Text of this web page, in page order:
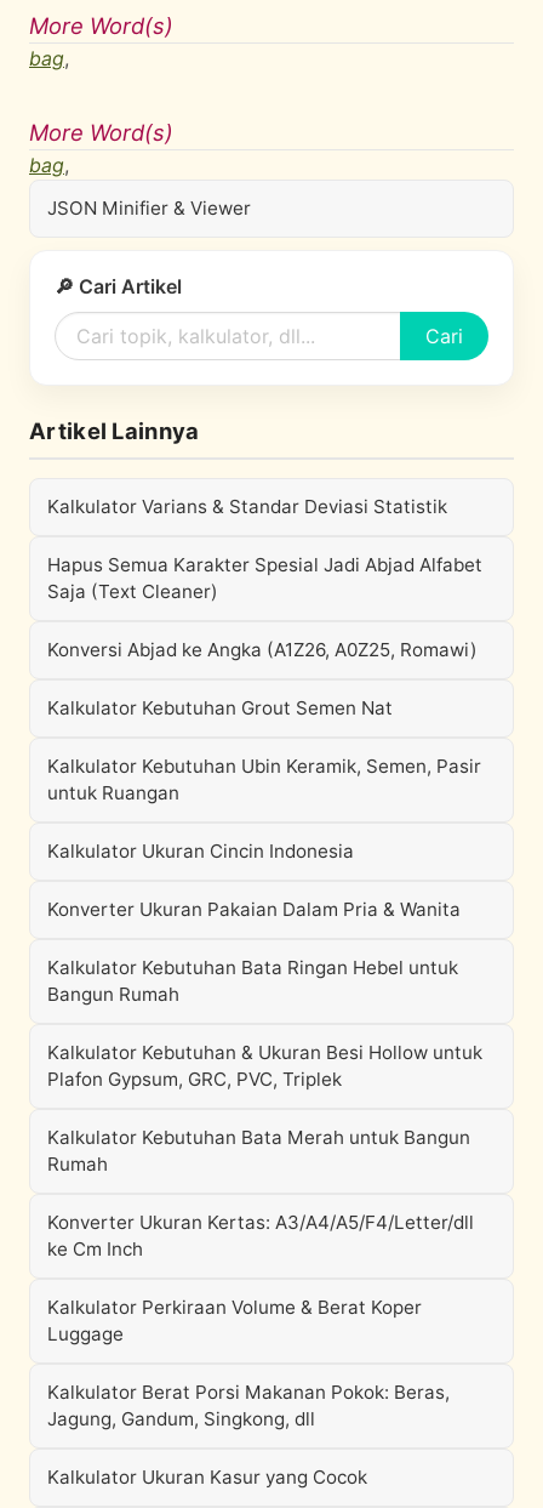
More Word(s)
bag,
More Word(s)
bag,
JSON Minifier & Viewer
🔎 Cari Artikel
Cari
Artikel Lainnya
Kalkulator Varians & Standar Deviasi Statistik
Hapus Semua Karakter Spesial Jadi Abjad Alfabet
Saja (Text Cleaner)
Konversi Abjad ke Angka (A1Z26, A0Z25, Romawi)
Kalkulator Kebutuhan Grout Semen Nat
Kalkulator Kebutuhan Ubin Keramik, Semen, Pasir
untuk Ruangan
Kalkulator Ukuran Cincin Indonesia
Konverter Ukuran Pakaian Dalam Pria & Wanita
Kalkulator Kebutuhan Bata Ringan Hebel untuk
Bangun Rumah
Kalkulator Kebutuhan & Ukuran Besi Hollow untuk
Plafon Gypsum, GRC, PVC, Triplek
Kalkulator Kebutuhan Bata Merah untuk Bangun
Rumah
Konverter Ukuran Kertas: A3/A4/A5/F4/Letter/dll
ke Cm Inch
Kalkulator Perkiraan Volume & Berat Koper
Luggage
Kalkulator Berat Porsi Makanan Pokok: Beras,
Jagung, Gandum, Singkong, dll
Kalkulator Ukuran Kasur yang Cocok